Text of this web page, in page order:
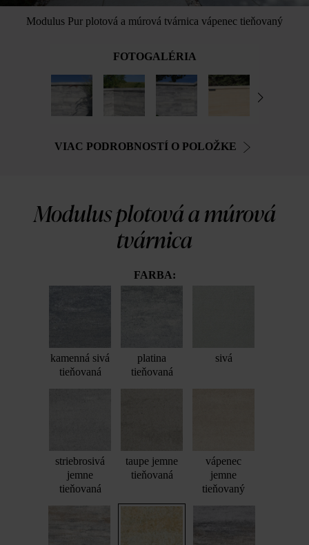
Modulus Pur plotová a múrová tvárnica vápenec tieňovaný
FOTOGALÉRIA
VIAC PODROBNOSTÍ O POLOŽKE
Modulus plotová a múrová
tvárnica
FARBA:
kamenná sivá
tieňovaná
platina
tieňovaná
sivá
striebrosivá
jemne
tieňovaná
taupe jemne
tieňovaná
vápenec
jemne
tieňovaný